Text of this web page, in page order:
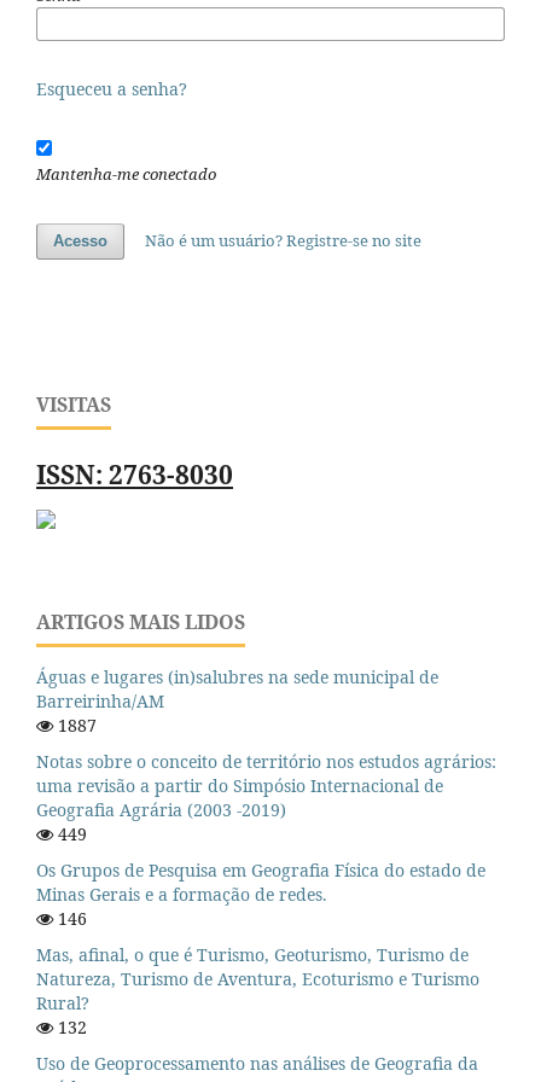
Esqueceu a senha?
Mantenha-me conectado
Acesso Não é um usuário? Registre-se no site
VISITAS
ISSN: 2763-8030
ARTIGOS MAIS LIDOS
Águas e lugares (in)salubres na sede municipal de
Barreirinha/AM
1887
Notas sobre o conceito de território nos estudos agrários:
uma revisão a partir do Simpósio Internacional de
Geografia Agrária (2003 -2019)
449
Os Grupos de Pesquisa em Geografia Física do estado de
Minas Gerais e a formação de redes.
146
Mas, afinal, o que é Turismo, Geoturismo, Turismo de
Natureza, Turismo de Aventura, Ecoturismo e Turismo
Rural?
132
Uso de Geoprocessamento nas análises de Geografia da